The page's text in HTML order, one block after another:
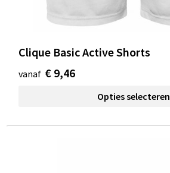
Clique Basic Active Shorts
vanaf € 9,46
Opties selecteren